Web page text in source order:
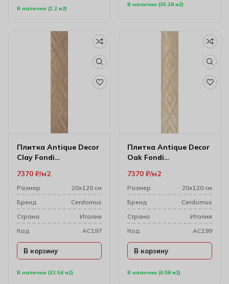
В наличии (1.2 м2)
В наличии (35.28 м2)
Плитка Antique Decor
Clay Fondi
см
В наличии (32.54 м2)
7370 ₽ м2
Размер
20х120 см
Бренд
Cerdomus
Cтрана
Италия
Код
AC197
В корзину
Плитка Antique Decor
Oak Fondi
см
В наличии (6.58 м2)
7370 ₽ м2
Размер
20х120 см
Бренд
Cerdomus
Cтрана
Италия
Код
AC199
В корзину